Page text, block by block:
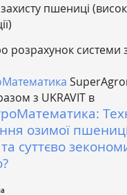
пшениці
розрахунок системи
з UKRAVIT в
озимої
суттєво